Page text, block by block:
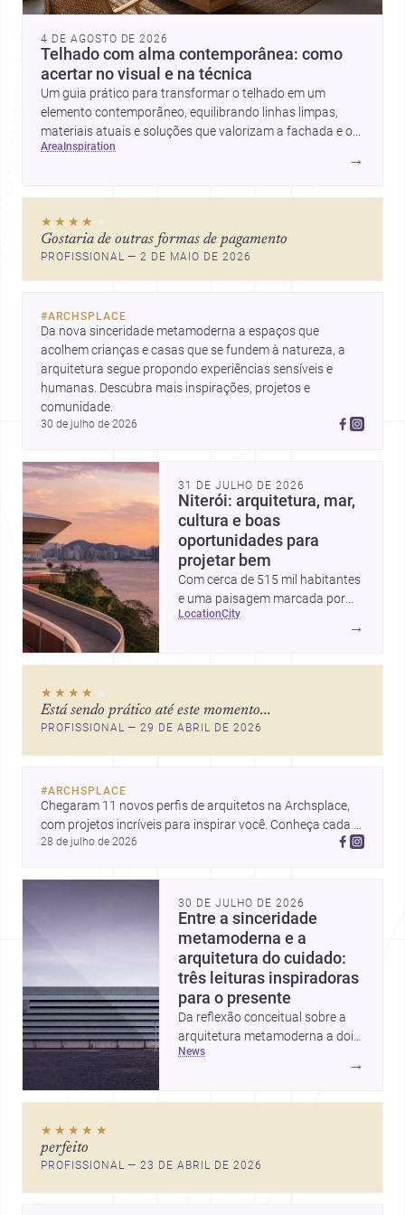
4 DE AGOSTO DE 2026
Telhado com alma contemporânea: como
acertar no visual e na técnica
Um guia prático para transformar o telhado em um
elemento contemporâneo, equilibrando linhas limpas,
materiais atuais e soluções que valorizam a fachada e o
conforto da casa.
area inspiration
→
★★★★ ★
Gostaria de outras formas de pagamento
PROFISSIONAL — 2 DE MAIO DE 2026
#ARCHSPLACE
Da nova sinceridade metamoderna a espaços que
acolhem crianças e casas que se fundem à natureza, a
arquitetura segue propondo experiências sensíveis e
humanas. Descubra mais inspirações, projetos e
comunidade.
30 de julho de 2026
31 DE JULHO DE 2026
Niterói: arquitetura, mar,
cultura e boas
oportunidades para
projetar bem
Com cerca de 515 mil habitantes
e uma paisagem marcada por
ícones como o Museu de Arte
mercado interessante para quem
quer construir, reformar ou
location city
→
★★★★ ★
Está sendo prático até este momento...
PROFISSIONAL — 29 DE ABRIL DE 2026
#ARCHSPLACE
Chegaram 11 novos perfis de arquitetos na Archsplace,
com projetos incríveis para inspirar você. Conheça cada
perfil e descubra novas ideias para seus próximos
28 de julho de 2026
30 DE JULHO DE 2026
Entre a sinceridade
metamoderna e a
arquitetura do cuidado:
três leituras inspiradoras
para o presente
Da reflexão conceitual sobre a
arquitetura metamoderna a dois
projetos que colocam escala
humana, bem-estar e experiência
pensar forma, uso e emoção
news
→
★★★★★
perfeito
PROFISSIONAL — 23 DE ABRIL DE 2026